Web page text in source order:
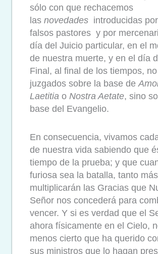
sólo con que rechacemos
las novedades introducidas
falsos pastores y por
día del Juicio particular, en el
de nuestra muerte, y en el día
Final, al final de los tiempos,
juzgados sobre la base de
Laetitia o Nostra Aetate, sino
base del Evangelio.
En consecuencia, vivamos
de nuestra vida sabiendo que
tiempo de la prueba; y que
furiosa sea la batalla, tanto
multiplicarán las Gracias que
Señor nos concederá para
vencer. Y si es verdad que el
ahora físicamente en el Cielo,
menos cierto que ha querido
sus ministros que lo hagan